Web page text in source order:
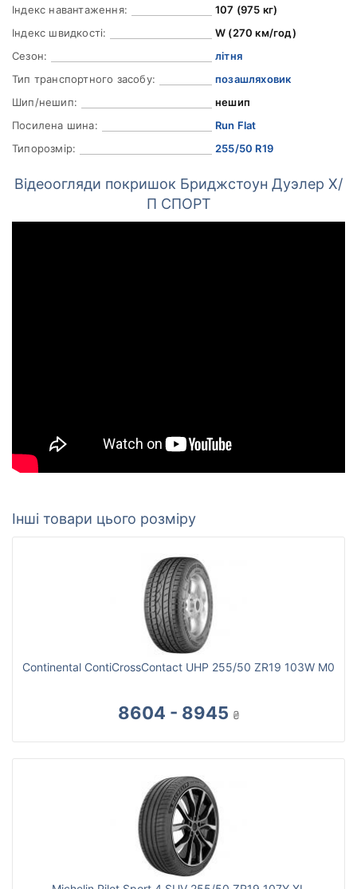
Індекс навантаження:
107 (975 кг)
Індекс швидкості:
W (270 км/год)
Сезон:
літня
Тип транспортного засобу:
позашляховик
Шип/нешип:
нешип
Посилена шина:
Run Flat
Типорозмір:
255/50 R19
Відеоогляди покришок Бриджстоун Дуэлер Х/
П СПОРТ
Інші товари цього розміру
Continental ContiCrossContact UHP 255/50 ZR19 103W M0
8604 - 8945 ₴